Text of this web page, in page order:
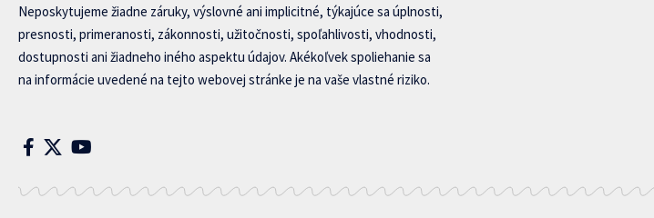
Neposkytujeme žiadne záruky, výslovné ani implicitné, týkajúce sa úplnosti,
presnosti, primeranosti, zákonnosti, užitočnosti, spoľahlivosti, vhodnosti,
dostupnosti ani žiadneho iného aspektu údajov. Akékoľvek spoliehanie sa
na informácie uvedené na tejto webovej stránke je na vaše vlastné riziko.